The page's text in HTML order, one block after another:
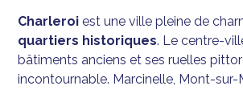
Charleroi est une ville pleine de
quartiers historiques. Le centre-
bâtiments anciens et ses ruelles
incontournable. Marcinelle, Mont-sur-